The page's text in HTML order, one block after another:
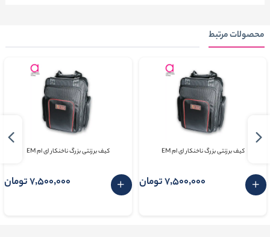
محصولات مرتبط
کیف برزنتی بزرگ ناخنکار ای ام EM
7٬500٬000 تومان
کیف برزنتی بزرگ ناخنکار ای ام EM
7٬500٬000 تومان